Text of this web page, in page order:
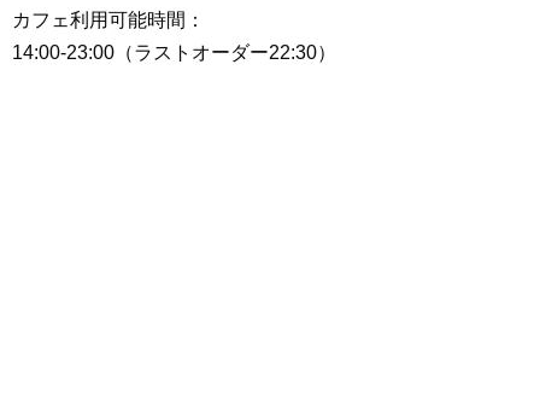
カフェ利用可能時間：
14:00-23:00（ラストオーダー22:30）